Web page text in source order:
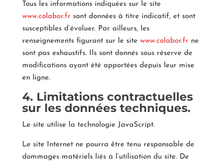
Tous les informations indiquées sur le site
www.colabor.fr sont données à titre indicatif, et sont
susceptibles d’évoluer. Par ailleurs, les
renseignements figurant sur le site www.colabor.fr ne
sont pas exhaustifs. Ils sont donnés sous réserve de
modifications ayant été apportées depuis leur mise
en ligne.
4. Limitations contractuelles
sur les données techniques.
Le site utilise la technologie JavaScript.
Le site Internet ne pourra être tenu responsable de
dommages matériels liés à l’utilisation du site. De